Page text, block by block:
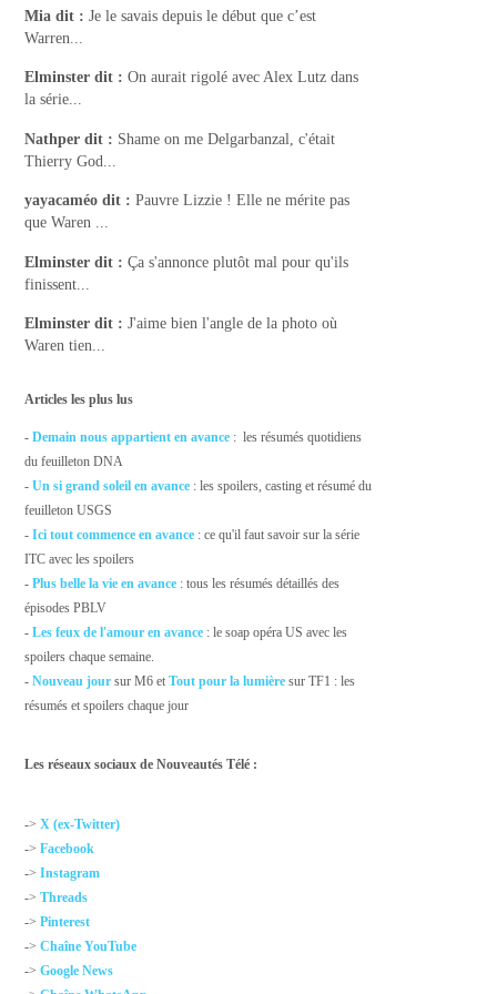
Mia dit : Je le savais depuis le début que c’est
Warren...
Elminster dit : On aurait rigolé avec Alex Lutz dans
la série...
Nathper dit : Shame on me Delgarbanzal, c'était
Thierry God...
yayacaméo dit : Pauvre Lizzie ! Elle ne mérite pas
que Waren ...
Elminster dit : Ça s'annonce plutôt mal pour qu'ils
finissent...
Elminster dit : J'aime bien l'angle de la photo où
Waren tien...
Articles les plus lus
-Demain nous appartient en avance : les résumés quotidiens
du feuilleton DNA
-Un si grand soleil en avance : les spoilers, casting et résumé du
feuilleton USGS
-Ici tout commence en avance : ce qu'il faut savoir sur la série
ITC avec les spoilers
- Plus belle la vie en avance : tous les résumés détaillés des
épisodes PBLV
-Les feux de l'amour en avance : le soap opéra US avec les
spoilers chaque semaine.
-Nouveau jour sur M6 etTout pour la lumière sur TF1 : les
résumés et spoilers chaque jour
Les réseaux sociaux de Nouveautés Télé :
->X (ex-Twitter)
->Facebook
->Instagram
->Threads
->Pinterest
->Chaîne YouTube
->Google News